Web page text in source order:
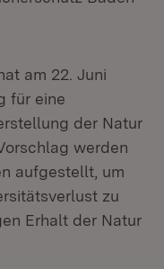
am 22. Juni
für eine
der Natur
werden
aufgestellt, um
zu
Erhalt der Natur